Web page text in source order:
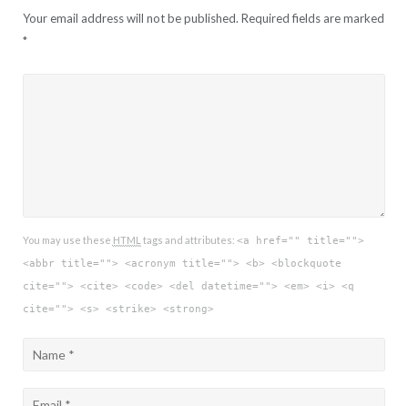
Your email address will not be published. Required fields are marked
*
You may use these HTML tags and attributes: <a href="" title="">
<abbr title=""> <acronym title=""> <b> <blockquote
cite=""> <cite> <code> <del datetime=""> <em> <i> <q
cite=""> <s> <strike> <strong>